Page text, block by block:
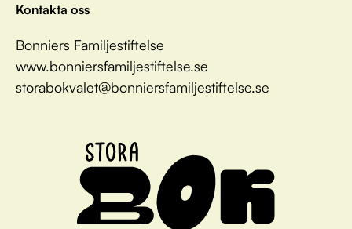
Kontakta oss
Bonniers Familjestiftelse
www.bonniersfamiljestiftelse.se
storabokvalet@bonniersfamiljestiftelse.se